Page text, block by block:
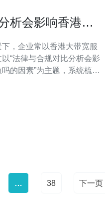
析会影响香港大
，企业常以香港大带宽服
“法律与合规对比分析会影
的因素”为主题，系统梳理
… 38 下一页